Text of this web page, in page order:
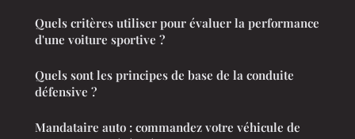
Quels critères utiliser pour évaluer la performance
d'une voiture sportive ?
Quels sont les principes de base de la conduite
défensive ?
Mandataire auto : commandez votre véhicule de